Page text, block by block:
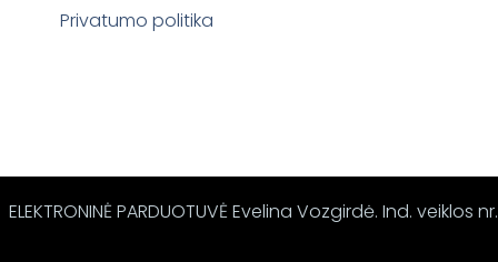
Privatumo politika
ELEKTRONINĖ PARDUOTUVĖ Evelina Vozgirdė. Ind. veiklos